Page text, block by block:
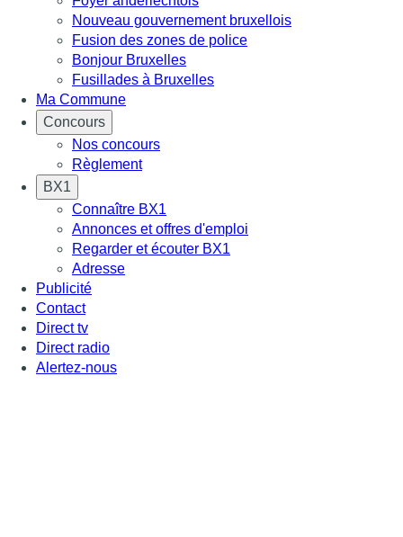
Nouveau gouvernement bruxellois
Fusion des zones de police
Bonjour Bruxelles
Fusillades à Bruxelles
Ma Commune
Concours
Nos concours
Règlement
BX1
Connaître BX1
Annonces et offres d'emploi
Regarder et écouter BX1
Adresse
Publicité
Contact
Direct tv
Direct radio
Alertez-nous